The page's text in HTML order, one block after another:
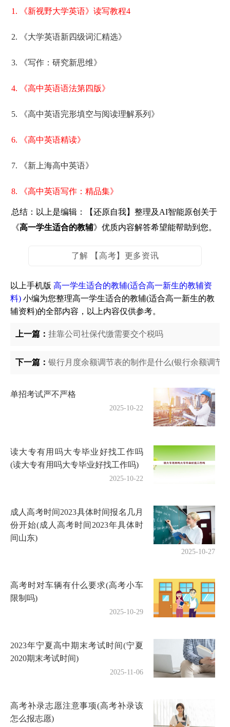
1. 《新视野大学英语》读写教程4
2. 《大学英语新四级词汇精选》
3. 《写作：研究新思维》
4. 《高中英语语法第四版》
5. 《高中英语完形填空与阅读理解系列》
6. 《高中英语精读》
7. 《新上海高中英语》
8. 《高中英语写作：精品集》
总结：以上是编辑：【还原自我】整理及AI智能原创关于
《高一学生适合的教辅》优质内容解答希望能帮助到您。
了解 【高考】更多资讯
以上手机版 高一学生适合的教辅(适合高一新生的教辅资
料) 小编为您整理高一学生适合的教辅(适合高一新生的教
辅资料)的全部内容，以上内容仅供参考。
上一篇： 挂靠公司社保代缴需要交个税吗
下一篇： 银行月度余额调节表的制作是什么(银行余额调节
单招考试严不严格
2025-10-22
读大专有用吗大专毕业好找工作吗
(读大专有用吗大专毕业好找工作吗)
2025-10-22
成人高考时间2023具体时间报名几月
份开始(成人高考时间2023年具体时
间山东)
2025-10-27
高考时对车辆有什么要求(高考小车
限制吗)
2025-10-29
2023年宁夏高中期末考试时间(宁夏
2020期末考试时间)
2025-11-06
高考补录志愿注意事项(高考补录该
怎么报志愿)